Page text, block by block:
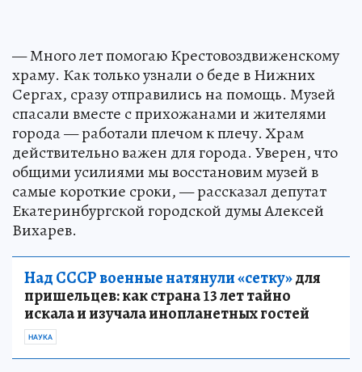
— Много лет помогаю Крестовоздвиженскому
храму. Как только узнали о беде в Нижних
Сергах, сразу отправились на помощь. Музей
спасали вместе с прихожанами и жителями
города — работали плечом к плечу. Храм
действительно важен для города. Уверен, что
общими усилиями мы восстановим музей в
самые короткие сроки, — рассказал депутат
Екатеринбургской городской думы Алексей
Вихарев.
Над СССР военные натянули «сетку»для
пришельцев: как страна 13 лет тайно
искала и изучала инопланетных гостей
НАУКА